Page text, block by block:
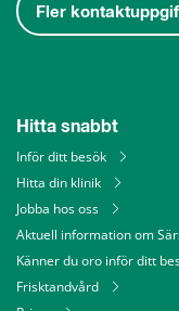
Fler
Hitta snabbt
Inför ditt besök
Hitta din klinik
Jobba hos oss
Aktuell information om
Känner du oro inför ditt
Frisktandvård